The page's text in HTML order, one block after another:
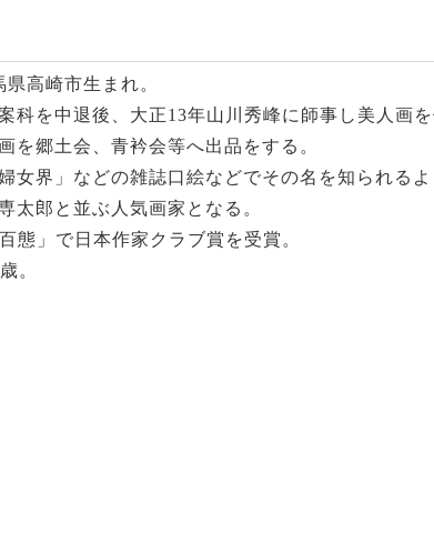
高崎市生まれ。
科を中退後、大正13年山川秀峰に師事し美人画を
を郷土会、青衿会等へ出品をする。
女界」などの雑誌口絵などでその名を知られる
太郎と並ぶ人気画家となる。
態」で日本作家クラブ賞を受賞。
。